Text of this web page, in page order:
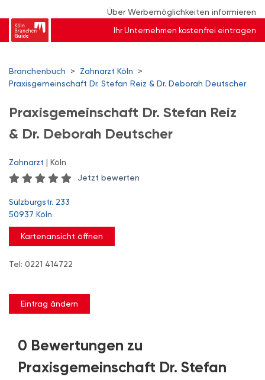
Über Werbemöglichkeiten informieren
Ihr Unternehmen kostenfrei eintragen
Branchenbuch > Zahnarzt Köln
>
Praxisgemeinschaft Dr. Stefan Reiz & Dr. Deborah Deutscher
Praxisgemeinschaft Dr. Stefan Reiz
& Dr. Deborah Deutscher
Zahnarzt | Köln
Jetzt bewerten
Sülzburgstr. 233
50937 Köln
Kartenansicht öffnen
Tel: 0221 414722
Eintrag ändern
0 Bewertungen zu
Praxisgemeinschaft Dr. Stefan